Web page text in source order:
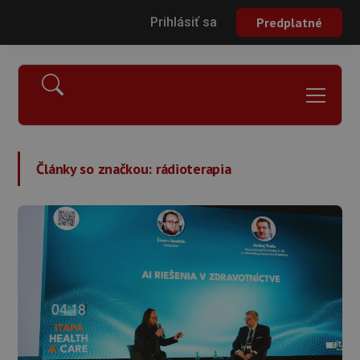
Prihlásiť sa Predplatné
Články so značkou: rádioterapia